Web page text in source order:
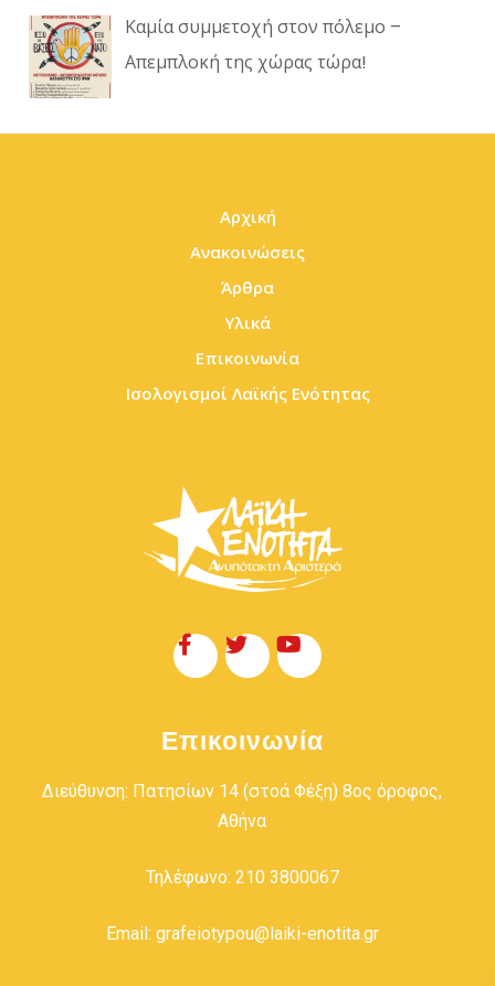
Καμία συμμετοχή στον πόλεμο –
Απεμπλοκή της χώρας τώρα!
Αρχική
Ανακοινώσεις
Άρθρα
Υλικά
Επικοινωνία
Ισολογισμοί Λαϊκής Ενότητας
Επικοινωνία
Διεύθυνση: Πατησίων 14 (στοά Φέξη) 8ος όροφος,
Αθήνα
Τηλέφωνο: 210 3800067
Email: grafeiotypou@laiki-enotita.gr